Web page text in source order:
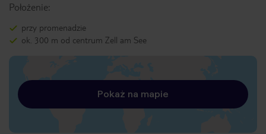
Położenie:
przy promenadzie
ok. 300 m od centrum Zell am See
Pokaż na mapie